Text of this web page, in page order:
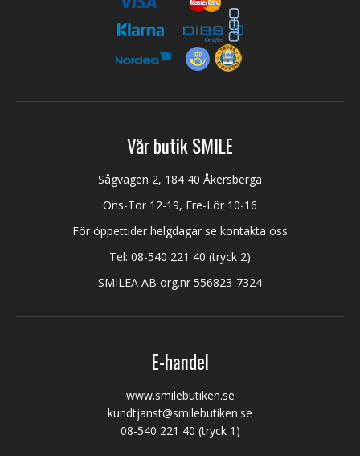
Vår butik SMILE
Sågvägen 2, 184 40 Åkersberga
Ons-Tor 12-19, Fre-Lör 10-16
För öppettider helgdagar se kontakta oss
Tel: 08-540 221 40 (tryck 2)
SMILEA AB org.nr 556823-7324
E-handel
www.smilebutiken.se
kundtjanst@smilebutiken.se
08-540 221 40 (tryck 1)